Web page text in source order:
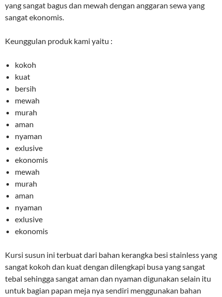
yang sangat bagus dan mewah dengan anggaran sewa yang
sangat ekonomis.
Keunggulan produk kami yaitu :
kokoh
kuat
bersih
mewah
murah
aman
nyaman
exlusive
ekonomis
mewah
murah
aman
nyaman
exlusive
ekonomis
Kursi susun ini terbuat dari bahan kerangka besi stainless yang
sangat kokoh dan kuat dengan dilengkapi busa yang sangat
tebal sehingga sangat aman dan nyaman digunakan selain itu
untuk bagian papan meja nya sendiri menggunakan bahan